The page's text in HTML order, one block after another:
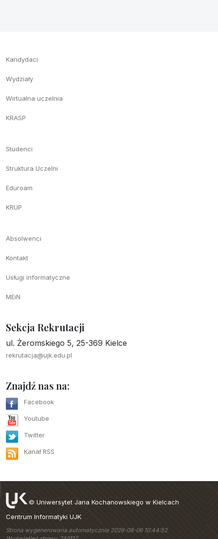
Kandydaci
Wydziały
Wirtualna uczelnia
KRASP
Studenci
Struktura Uczelni
Eduroam
KRUP
Absolwenci
Kontakt
Usługi informatyczne
MEiN
Sekcja Rekrutacji
ul. Żeromskiego 5, 25-369 Kielce
rekrutacja@ujk.edu.pl
Znajdź nas na:
Facebook
Youtube
Twitter
Kanał RSS
© Uniwersytet Jana Kochanowskiego w Kielcach
Centrum Informatyki UJK
Strona wygenerowana automatycznie 2026-08-06 10:44:52